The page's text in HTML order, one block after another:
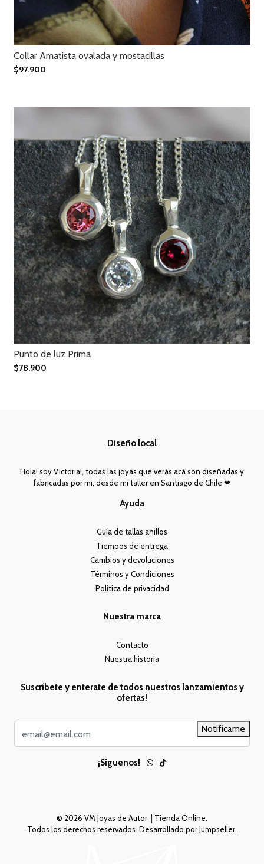
Collar Amatista ovalada y mostacillas
$97.900
Punto de luz Prima
$78.900
Diseño local
Hola! soy Victoria!, todas las joyas que verás acá son diseñadas y
fabricadas por mi, desde mi taller en Santiago de Chile ❤︎
Ayuda
Guía de tallas anillos
Tiempos de entrega
Cambios y devoluciones
Términos y Condiciones
Política de privacidad
Nuestra marca
Contacto
Nuestra historia
Suscríbete y enterate de todos nuestros lanzamientos y
ofertas!
Notifícame
¡Síguenos!
© 2026 VM Joyas de Autor │Tienda Online.
Todos los derechos reservados. Desarrollado por Jumpseller.